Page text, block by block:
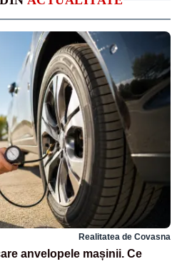
Realitatea de Covasna
anvelopele mașinii. Ce